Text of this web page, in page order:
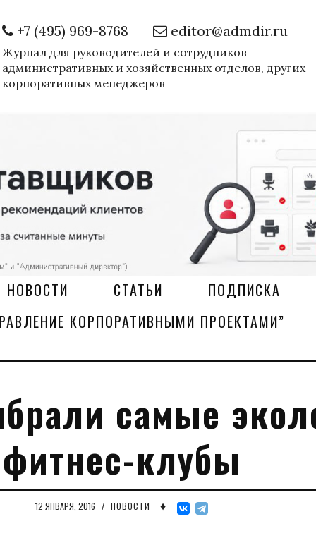
+7 (495) 969-8768 editor@admdir.ru
Журнал для руководителей и сотрудников
административных и хозяйственных отделов, других
корпоративных менеджеров
НОВОСТИ СТАТЬИ ПОДПИСКА
КОРПОРАТИВНЫМИ ПРОЕКТАМИ”
самые
фитнес-клубы
12 ЯНВАРЯ, 2016 / НОВОСТИ ♦